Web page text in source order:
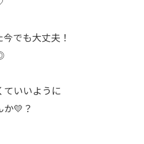
でも大丈夫！
ていいように
💛？